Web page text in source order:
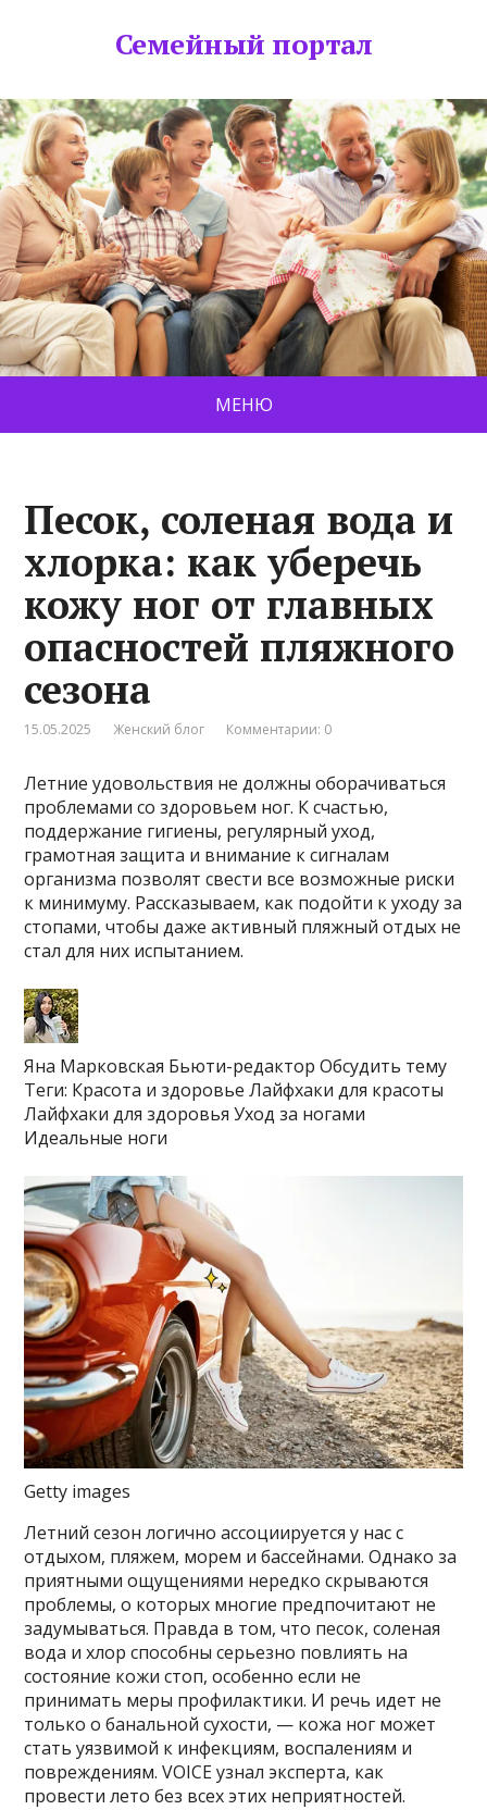
Семейный портал
МЕНЮ
Песок, соленая вода и
хлорка: как уберечь
кожу ног от главных
опасностей пляжного
сезона
15.05.2025 Женский блог Комментарии: 0
Летние удовольствия не должны оборачиваться
проблемами со здоровьем ног. К счастью,
поддержание гигиены, регулярный уход,
грамотная защита и внимание к сигналам
организма позволят свести все возможные риски
к минимуму. Рассказываем, как подойти к уходу за
стопами, чтобы даже активный пляжный отдых не
стал для них испытанием.
Яна Марковская Бьюти-редактор Обсудить тему
Теги: Красота и здоровье Лайфхаки для красоты
Лайфхаки для здоровья Уход за ногами
Идеальные ноги
Getty images
Летний сезон логично ассоциируется у нас с
отдыхом, пляжем, морем и бассейнами. Однако за
приятными ощущениями нередко скрываются
проблемы, о которых многие предпочитают не
задумываться. Правда в том, что песок, соленая
вода и хлор способны серьезно повлиять на
состояние кожи стоп, особенно если не
принимать меры профилактики. И речь идет не
только о банальной сухости, — кожа ног может
стать уязвимой к инфекциям, воспалениям и
повреждениям. VOICE узнал эксперта, как
провести лето без всех этих неприятностей.